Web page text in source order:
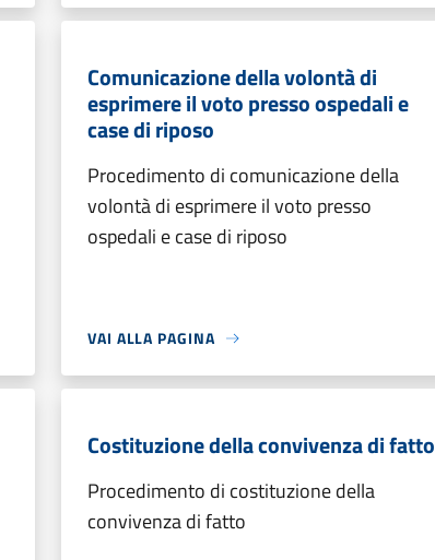
Comunicazione della volontà di
esprimere il voto presso ospedali e
case di riposo
Procedimento di comunicazione della
volontà di esprimere il voto presso
ospedali e case di riposo
VAI ALLA PAGINA
Costituzione della convivenza di fatto
Procedimento di costituzione della
convivenza di fatto